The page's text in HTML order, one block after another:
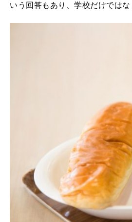
いう回答もあり、学校だけでは